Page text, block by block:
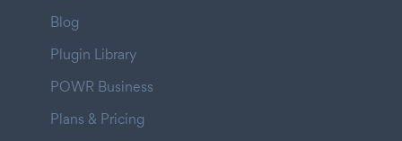
Blog
Plugin Library
POWR Business
Plans & Pricing